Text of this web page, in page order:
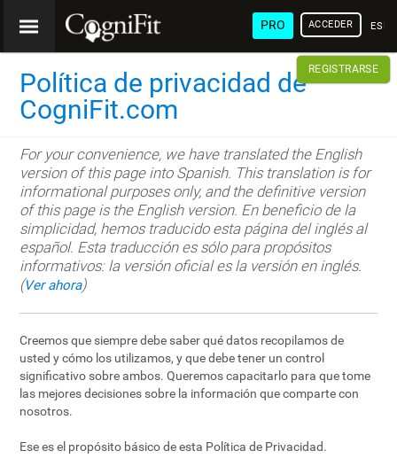
PRO ACCEDER
REGISTRARSE
Política de privacidad de
CogniFit.com
For your convenience, we have translated the English
version of this page into Spanish. This translation is for
informational purposes only, and the definitive version
of this page is the English version. En beneficio de la
simplicidad, hemos traducido esta página del inglés al
español. Esta traducción es sólo para propósitos
informativos: la versión oficial es la versión en inglés.
(Ver ahora)
Creemos que siempre debe saber qué datos recopilamos de
usted y cómo los utilizamos, y que debe tener un control
significativo sobre ambos. Queremos capacitarlo para que tome
las mejores decisiones sobre la información que comparte con
nosotros.
Ese es el propósito básico de esta Política de Privacidad.